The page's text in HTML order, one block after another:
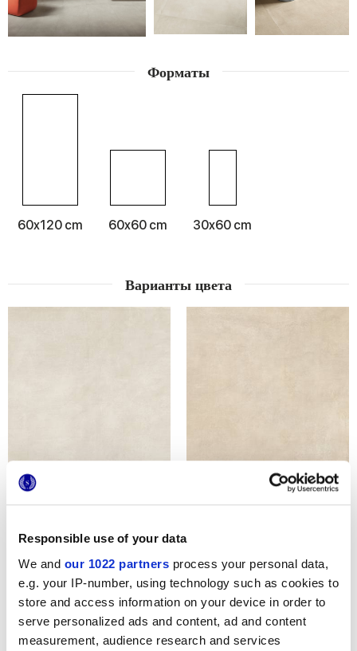
Responsible use of your data
We and our 1022 partners process your personal data,
e.g. your IP-number, using technology such as cookies to
store and access information on your device in order to
serve personalized ads and content, ad and content
measurement, audience research and services
Форматы
60x120 cm 60x60 cm 30x60 cm
Варианты цвета
LOGOS BEIGE